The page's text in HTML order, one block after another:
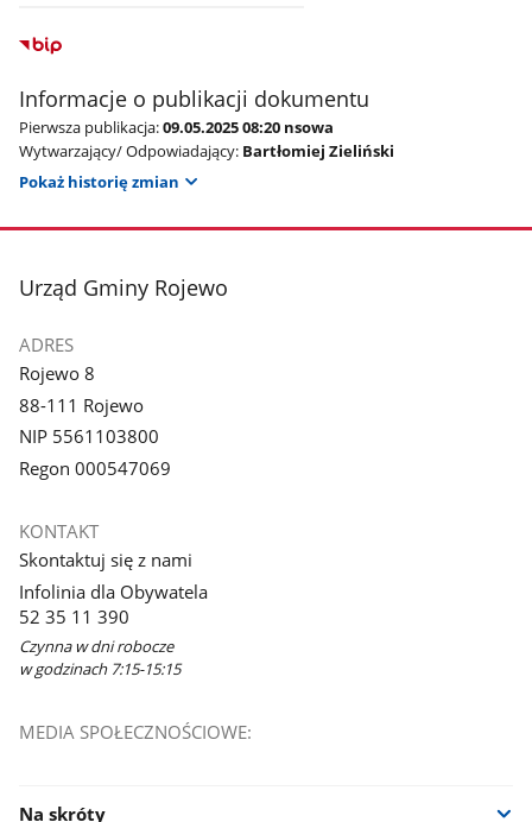
Informacje o publikacji dokumentu
Pierwsza publikacja:09.05.2025 08:20 nsowa
Wytwarzający/ Odpowiadający: Bartłomiej Zieliński
Pokaż historię zmian
stopka
Urząd Gminy Rojewo
ADRES
Rojewo 8
88-111 Rojewo
NIP 5561103800
Regon 000547069
KONTAKT
Skontaktuj się z nami
Infolinia dla Obywatela
52 35 11 390
Czynna w dni robocze
w godzinach 7:15-15:15
MEDIA SPOŁECZNOŚCIOWE:
Na skróty